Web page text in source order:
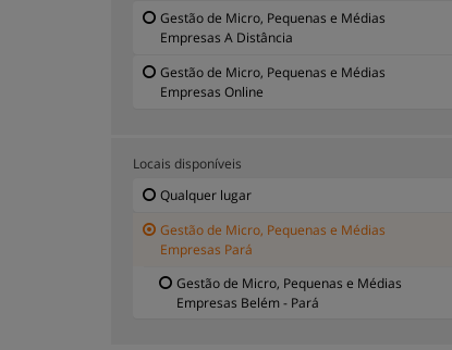
Gestão de Micro, Pequenas e Médias
Empresas A Distância
Gestão de Micro, Pequenas e Médias
Empresas Online
Locais disponíveis
Qualquer lugar
Gestão de Micro, Pequenas e Médias
Empresas Pará
Gestão de Micro, Pequenas e Médias
Empresas Belém - Pará